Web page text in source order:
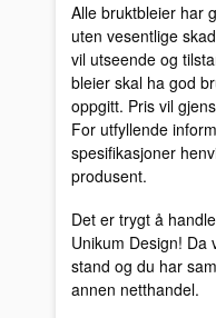
Alle bruktbleier har
uten vesentlige
vil utseende og
bleier skal ha god
oppgitt. Pris vil
For utfyllende
spesifikasjoner
produsent.
Det er trygt å
Unikum Design! Da
stand og du har
annen netthandel.